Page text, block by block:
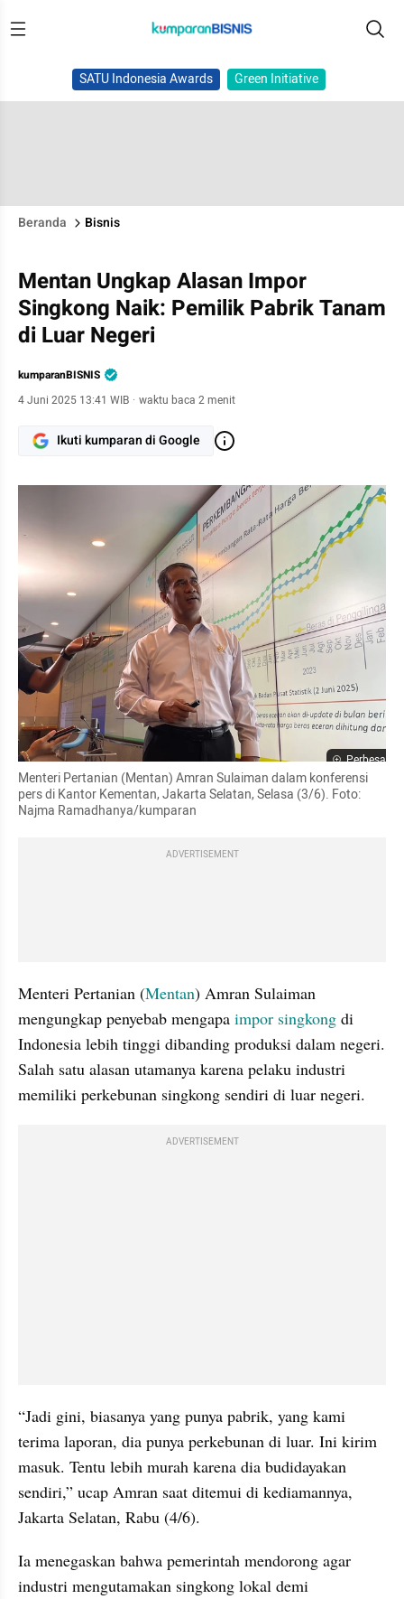
SATU Indonesia Awards Green Initiative
Beranda Bisnis
Mentan Ungkap Alasan Impor
Singkong Naik: Pemilik Pabrik Tanam
di Luar Negeri
kumparanBISNIS
4 Juni 2025 13:41 WIB · waktu baca 2 menit
Ikuti kumparan di Google
Perbesar
Menteri Pertanian (Mentan) Amran Sulaiman dalam konferensi
pers di Kantor Kementan, Jakarta Selatan, Selasa (3/6). Foto:
Najma Ramadhanya/kumparan
ADVERTISEMENT
Menteri Pertanian (Mentan) Amran Sulaiman
mengungkap penyebab mengapa impor singkong di
Indonesia lebih tinggi dibanding produksi dalam negeri.
Salah satu alasan utamanya karena pelaku industri
memiliki perkebunan singkong sendiri di luar negeri.
ADVERTISEMENT
“Jadi gini, biasanya yang punya pabrik, yang kami
terima laporan, dia punya perkebunan di luar. Ini kirim
masuk. Tentu lebih murah karena dia budidayakan
sendiri,” ucap Amran saat ditemui di kediamannya,
Jakarta Selatan, Rabu (4/6).
Ia menegaskan bahwa pemerintah mendorong agar
industri mengutamakan singkong lokal demi